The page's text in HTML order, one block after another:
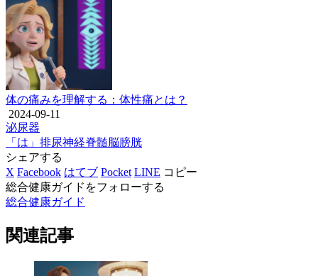
体の痛みを理解する：体性痛とは？
2024-09-11
泌尿器
「は」 排尿神経脊髄 脳膀胱
シェアする
X Facebook はてブ Pocket LINE コピー
総合健康ガイドをフォローする
総合健康ガイド
関連記事